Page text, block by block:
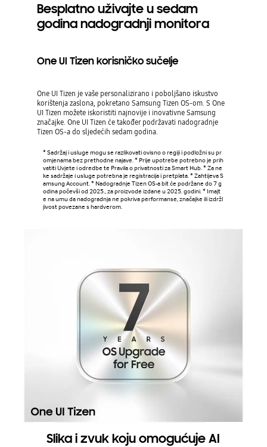
Besplatno uživajte u sedam
godina nadogradnji monitora
One UI Tizen korisničko sučelje
One UI Tizen je vaše personalizirano i poboljšano iskustvo
korištenja zaslona, pokretano Samsung Tizen OS-om. S One
UI Tizen možete iskoristiti najnovije i inovativne Samsung
značajke. One UI Tizen će također podržavati nadogradnje
Tizen OS-a do sljedećih sedam godina.
* Sadržaj i usluge mogu se razlikovati ovisno o regiji i podložni su pr
omjenama bez prethodne najave. * Prije upotrebe potrebno je prih
vatiti Uvjete i odredbe te Pravila o privatnosti za Smart Hub. * Za ne
ke sadržaje i usluge potrebna je registracija i pretplata. * Zahtijeva S
amsung Account. * Nadogradnje Tizen OS-a bit će podržane do 7 g
odina počevši od 2025., za proizvode izdane u 2025. godini. * Imajt
e na umu da nadogradnja ne pokriva performanse, značajke ili izdržl
jivost povezane s hardverom.
Slika i zvuk koju omogućuje AI